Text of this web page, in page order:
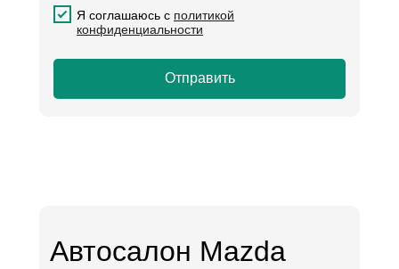
Я соглашаюсь с политикой
конфиденциальности
Отправить
Автосалон Mazda